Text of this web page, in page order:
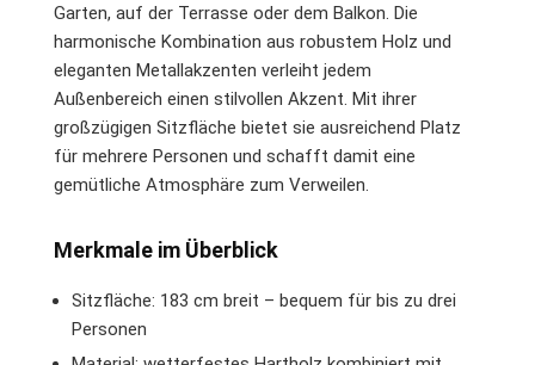
Garten, auf der Terrasse oder dem Balkon. Die
harmonische Kombination aus robustem Holz und
eleganten Metallakzenten verleiht jedem
Außenbereich einen stilvollen Akzent. Mit ihrer
großzügigen Sitzfläche bietet sie ausreichend Platz
für mehrere Personen und schafft damit eine
gemütliche Atmosphäre zum Verweilen.
Merkmale im Überblick
Sitzfläche: 183 cm breit – bequem für bis zu drei
Personen